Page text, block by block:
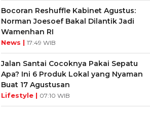
Bocoran Reshuffle Kabinet Agustus:
Norman Joesoef Bakal Dilantik Jadi
Wamenhan RI
News | 17:49 WIB
Jalan Santai Cocoknya Pakai Sepatu
Apa? Ini 6 Produk Lokal yang Nyaman
Buat 17 Agustusan
Lifestyle | 07:10 WIB